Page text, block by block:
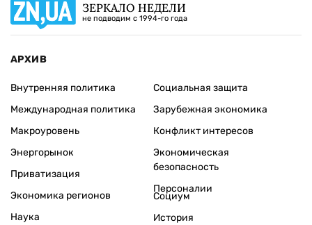
ЗЕРКАЛО НЕДЕЛИ
не подводим с 1994-го года
АРХИВ
Внутренняя политика
Международная политика
Макроуровень
Энергорынок
Приватизация
Экономика регионов
Социальная защита
Зарубежная экономика
Конфликт интересов
Экономическая
безопасность
Персоналии
Наука
Социум
История